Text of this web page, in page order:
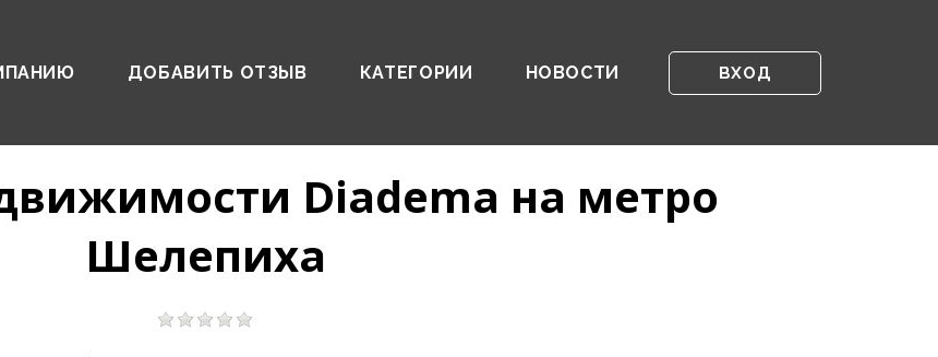
ДОБАВИТЬ ОТЗЫВ КАТЕГОРИИ НОВОСТИ ВХОД
Diadema на метро
Шелепиха